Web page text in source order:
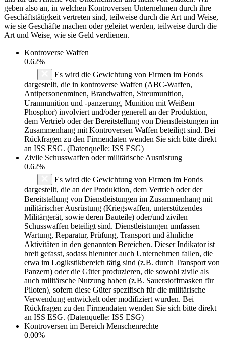
geben also an, in welchen Kontroversen Unternehmen durch ihre
Geschäftstätigkeit vertreten sind, teilweise durch die Art und Weise,
wie sie Geschäfte machen oder geleitet werden, teilweise durch die
Art und Weise, wie sie Geld verdienen.
Kontroverse Waffen
0.62%
Es wird die Gewichtung von Firmen im Fonds
dargestellt, die in kontroverse Waffen (ABC-Waffen,
Antipersonenminen, Brandwaffen, Streumunition,
Uranmunition und -panzerung, Munition mit Weißem
Phosphor) involviert und/oder generell an der Produktion,
dem Vertrieb oder der Bereitstellung von Dienstleistungen im
Zusammenhang mit Kontroversen Waffen beteiligt sind. Bei
Rückfragen zu den Firmendaten wenden Sie sich bitte direkt
an ISS ESG. (Datenquelle: ISS ESG)
Zivile Schusswaffen oder militärische Ausrüstung
0.62%
Es wird die Gewichtung von Firmen im Fonds
dargestellt, die an der Produktion, dem Vertrieb oder der
Bereitstellung von Dienstleistungen im Zusammenhang mit
militärischer Ausrüstung (Kriegswaffen, unterstützendes
Militärgerät, sowie deren Bauteile) oder/und zivilen
Schusswaffen beteiligt sind. Dienstleistungen umfassen
Wartung, Reparatur, Prüfung, Transport und ähnliche
Aktivitäten in den genannten Bereichen. Dieser Indikator ist
breit gefasst, sodass hierunter auch Unternehmen fallen, die
etwa im Logikstikbereich tätig sind (z.B. durch Transport von
Panzern) oder die Güter produzieren, die sowohl zivile als
auch militärsche Nutzung haben (z.B. Sauerstoffmasken für
Piloten), sofern diese Güter spezifisch für die militärische
Verwendung entwickelt oder modifiziert wurden. Bei
Rückfragen zu den Firmendaten wenden Sie sich bitte direkt
an ISS ESG. (Datenquelle: ISS ESG)
Kontroversen im Bereich Menschenrechte
0.00%